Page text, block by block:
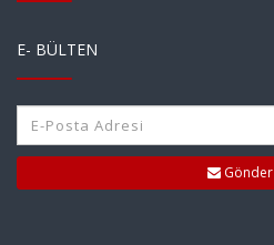
E- BÜLTEN
Gönder